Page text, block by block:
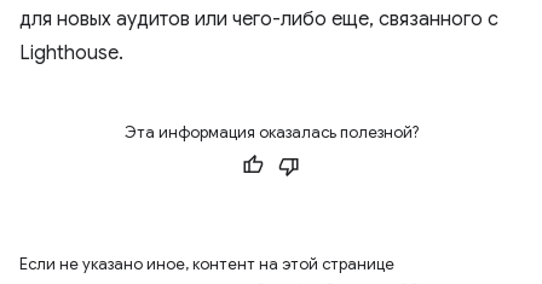
для новых аудитов или чего-либо еще, связанного с
Lighthouse.
Эта информация оказалась полезной?
Если не указано иное, контент на этой странице